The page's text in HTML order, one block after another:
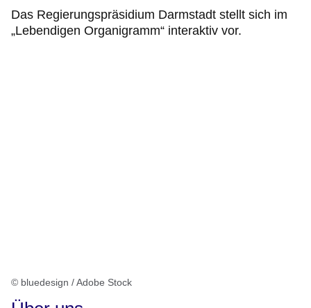
Das Regierungspräsidium Darmstadt stellt sich im
„Lebendigen Organigramm“ interaktiv vor.
© bluedesign / Adobe Stock